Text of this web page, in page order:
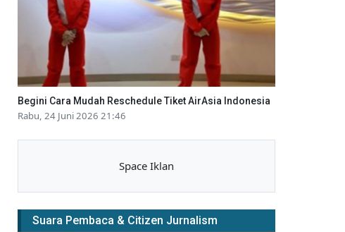
Begini Cara Mudah Reschedule Tiket AirAsia Indonesia
Rabu, 24 Juni 2026 21:46
Space Iklan
Suara Pembaca & Citizen Jurnalism